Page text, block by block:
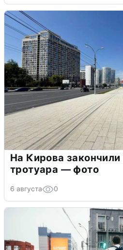
На Кирова
тротуара — фото
6 августа 0